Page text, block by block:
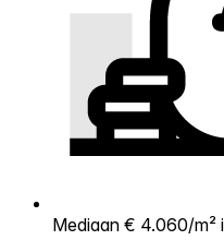
Mediaan € 4.060/m²